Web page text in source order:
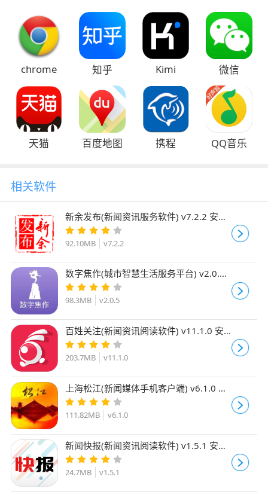
chrome 知乎 Kimi 微信
天猫 百度地图 携程 QQ音乐
相关软件
新余发布(新闻资讯服务软件) v7.2.2 安卓
版
92.10MB v7.2.2
数字焦作(城市智慧生活服务平台) v2.0.5
安卓手机版
98.3MB v2.0.5
百姓关注(新闻资讯阅读软件) v11.1.0 安
卓版
203.7MB v11.1.0
上海松江(新闻媒体手机客户端) v6.1.0 安
卓手机版
111.82MB v6.1.0
新闻快报(新闻资讯阅读软件) v1.5.1 安卓
版
24.7MB v1.5.1